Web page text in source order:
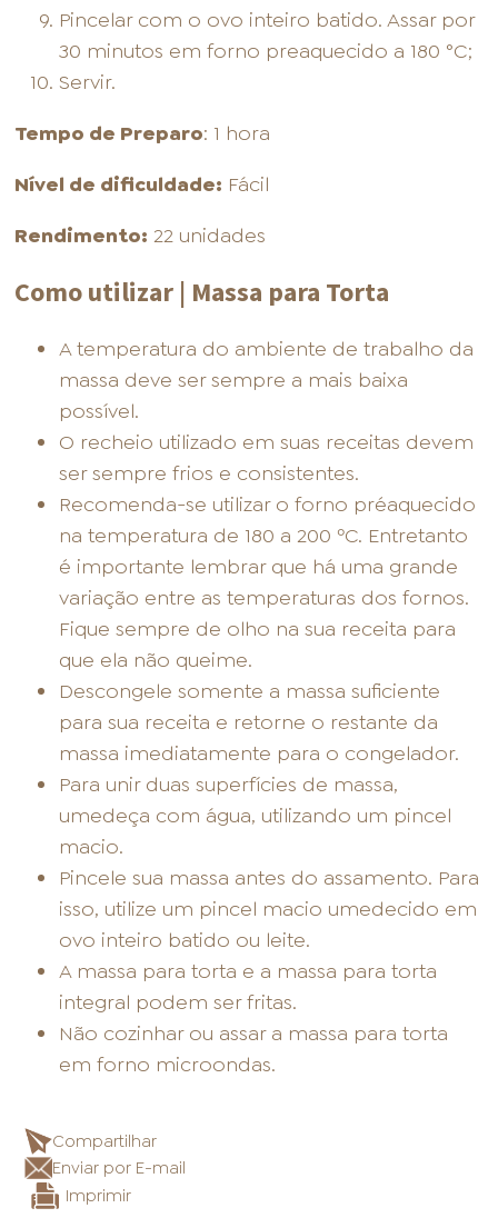
Pincelar com o ovo inteiro batido. Assar por
30 minutos em forno preaquecido a 180 °C;
Servir.
Tempo de Preparo: 1 hora
Nível de dificuldade: Fácil
Rendimento: 22 unidades
Como utilizar | Massa para Torta
A temperatura do ambiente de trabalho da
massa deve ser sempre a mais baixa
possível.
O recheio utilizado em suas receitas devem
ser sempre frios e consistentes.
Recomenda-se utilizar o forno préaquecido
na temperatura de 180 a 200 ºC. Entretanto
é importante lembrar que há uma grande
variação entre as temperaturas dos fornos.
Fique sempre de olho na sua receita para
que ela não queime.
Descongele somente a massa suficiente
para sua receita e retorne o restante da
massa imediatamente para o congelador.
Para unir duas superfícies de massa,
umedeça com água, utilizando um pincel
macio.
Pincele sua massa antes do assamento. Para
isso, utilize um pincel macio umedecido em
ovo inteiro batido ou leite.
A massa para torta e a massa para torta
integral podem ser fritas.
Não cozinhar ou assar a massa para torta
em forno microondas.
Compartilhar
Enviar por E-mail
Imprimir